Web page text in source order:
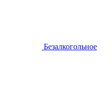
Безалкогольное